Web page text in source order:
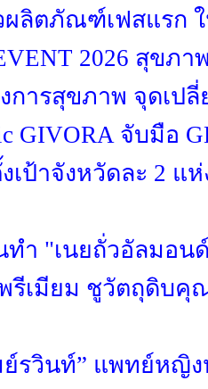
ลิตภัณฑ์เฟสแรก ใ
2026 สุขภา
การสุขภาพ จุดเป
GIVORA จับมือ
เป้าจังหวัดละ 2 แ
ทำ "เนยถั่วอัลมอน
รีเมียม ชูวัตถุดิบคุ
รวินท์” แพทย์หญิ